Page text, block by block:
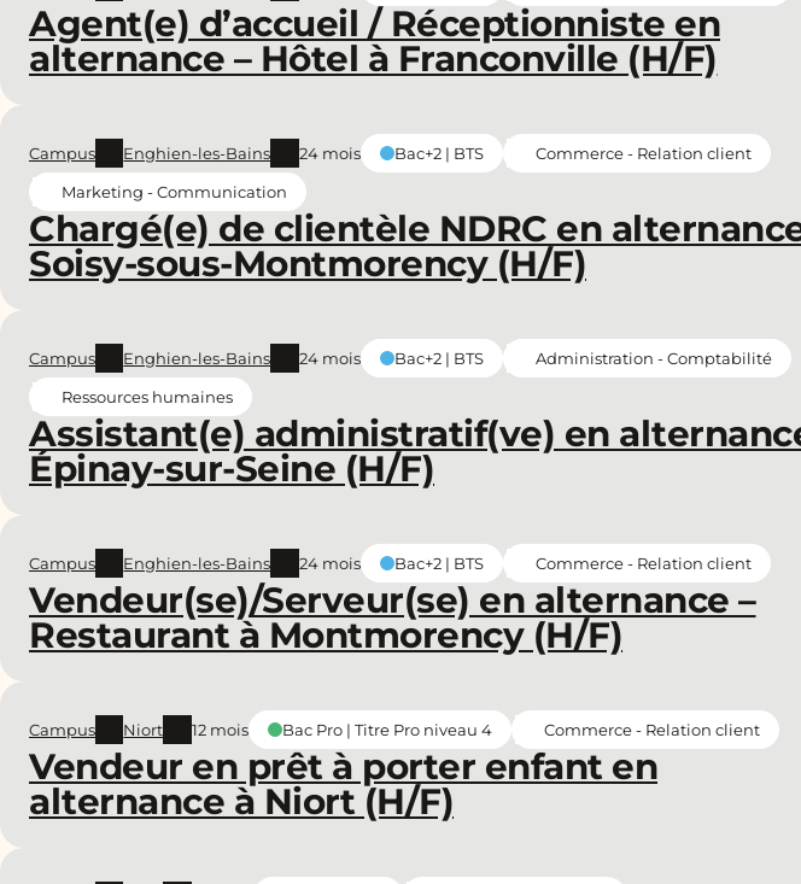
Agent(e) d’accueil / Réceptionniste en
alternance – Hôtel à Franconville (H/F)
Chargé(e) de clientèle NDRC en
Soisy-sous-Montmorency (H/F)
Campus Enghien-les-Bains 24 mois Bac+2 | BTS
Commerce - Relation client
Marketing - Communication
Assistant(e) administratif(ve) en
Épinay-sur-Seine (H/F)
Campus Enghien-les-Bains 24 mois Bac+2 | BTS
Administration - Comptabilité
Ressources humaines
Vendeur(se)/Serveur(se) en alternance –
Restaurant à Montmorency (H/F)
Campus Enghien-les-Bains 24 mois Bac+2 | BTS Commerce - Relation client
Vendeur en prêt à porter enfant en
alternance à Niort (H/F)
Campus Niort 12 mois Bac Pro | Titre Pro niveau 4 Commerce - Relation client